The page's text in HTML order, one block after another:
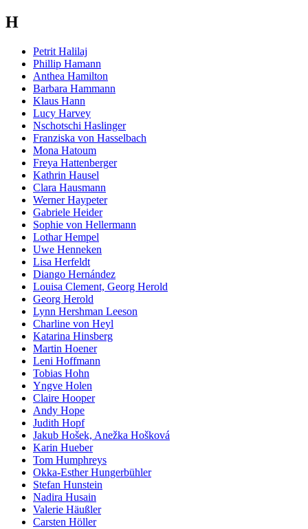
H
Petrit Halilaj
Phillip Hamann
Anthea Hamilton
Barbara Hammann
Klaus Hann
Lucy Harvey
Nschotschi Haslinger
Franziska von Hasselbach
Mona Hatoum
Freya Hattenberger
Kathrin Hausel
Clara Hausmann
Werner Haypeter
Gabriele Heider
Sophie von Hellermann
Lothar Hempel
Uwe Henneken
Lisa Herfeldt
Diango Hernández
Louisa Clement, Georg Herold
Georg Herold
Lynn Hershman Leeson
Charline von Heyl
Katarina Hinsberg
Martin Hoener
Leni Hoffmann
Tobias Hohn
Yngve Holen
Claire Hooper
Andy Hope
Judith Hopf
Jakub Hošek, Anežka Hošková
Karin Hueber
Tom Humphreys
Okka-Esther Hungerbühler
Stefan Hunstein
Nadira Husain
Valerie Häußler
Carsten Höller